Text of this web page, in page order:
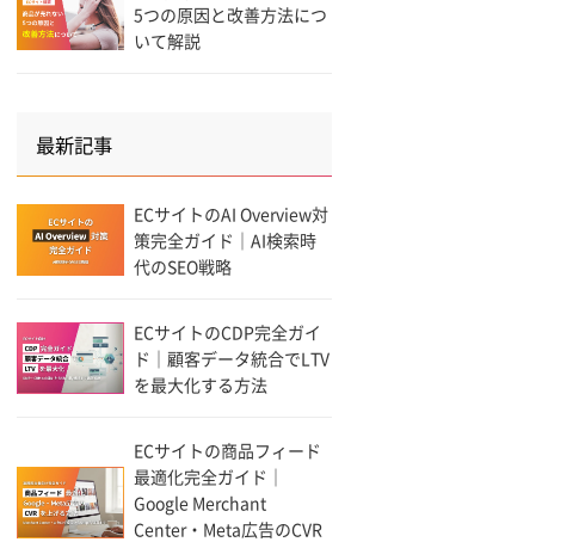
5つの原因と改善方法につ
いて解説
最新記事
ECサイトのAI Overview対
策完全ガイド｜AI検索時
代のSEO戦略
ECサイトのCDP完全ガイ
ド｜顧客データ統合でLTV
を最大化する方法
ECサイトの商品フィード
最適化完全ガイド｜
Google Merchant
Center・Meta広告のCVR